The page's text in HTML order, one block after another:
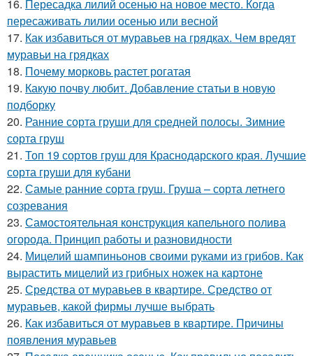
16. Пересадка лилий осенью на новое место. Когда
пересаживать лилии осенью или весной
17. Как избавиться от муравьев на грядках. Чем вредят
муравьи на грядках
18. Почему морковь растет рогатая
19. Какую почву любит. Добавление статьи в новую
подборку
20. Ранние сорта груши для средней полосы. Зимние
сорта груш
21. Топ 19 сортов груш для Краснодарского края. Лучшие
сорта груши для кубани
22. Самые ранние сорта груш. Груша – сорта летнего
созревания
23. Самостоятельная конструкция капельного полива
огорода. Принцип работы и разновидности
24. Мицелий шампиньонов своими руками из грибов. Как
вырастить мицелий из грибных ножек на картоне
25. Средства от муравьев в квартире. Средство от
муравьев, какой фирмы лучше выбрать
26. Как избавиться от муравьев в квартире. Причины
появления муравьев